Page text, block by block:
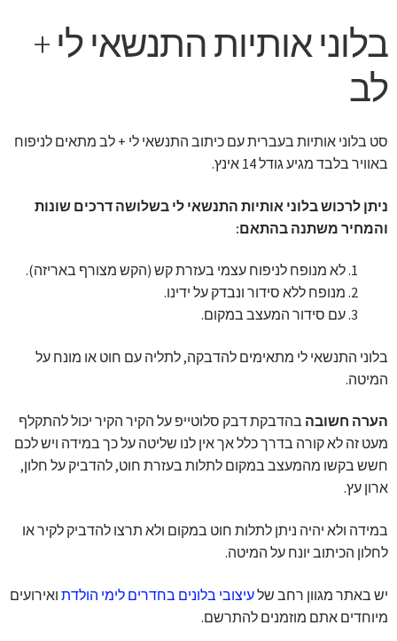
בלוני אותיות התנשאי לי +
לב
סט בלוני אותיות בעברית עם כיתוב התנשאי לי + לב מתאים לניפוח
באוויר בלבד מגיע גודל 14 אינץ.
ניתן לרכוש בלוני אותיות התנשאי לי בשלושה דרכים שונות
והמחיר משתנה בהתאם:
לא מנופח לניפוח עצמי בעזרת קש (הקש מצורף באריזה).
מנופח ללא סידור ונבדק על ידינו.
עם סידור המעצב במקום.
בלוני התנשאי לי מתאימים להדבקה, לתליה עם חוט או מונח על
המיטה.
הערה חשובה בהדבקת דבק סלוטייפ על הקיר הקיר יכול להתקלף
מעט זה לא קורה בדרך כלל אך אין לנו שליטה על כך במידה ויש לכם
חשש בקשו מהמעצב במקום לתלות בעזרת חוט, להדביק על חלון,
ארון עץ.
במידה ולא יהיה ניתן לתלות חוט במקום ולא תרצו להדביק לקיר או
לחלון הכיתוב יונח על המיטה.
יש באתר מגוון רחב שלעיצובי בלונים בחדרים לימי הולדת ואירועים
מיוחדים אתם מוזמנים להתרשם.